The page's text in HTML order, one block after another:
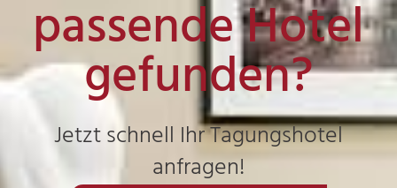
passende Hotel
gefunden?
Jetzt schnell Ihr Tagungshotel
anfragen!